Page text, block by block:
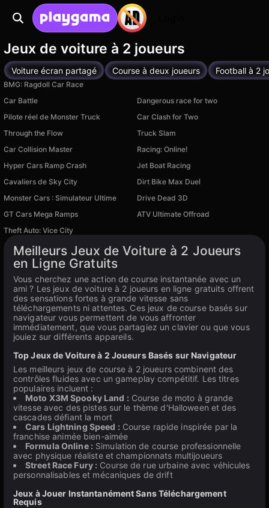
Jeux de voiture à 2 joueurs
Voiture écran partagé Course à deux joueurs Football à 2
BMG: Ragdoll Car Race
Car Battle
Dangerous race for two
Pilote réel de Monster Truck
Car Clash for Two
Through the Flow
Truck Slam
Car Collision Master
Racing: Online!
Hyper Cars Ramp Crash Jet Boat Racing
Cavaliers de Sky City Dirt Bike Max Duel
Monster Cars : Simulateur Ultime Drive Dead 3D
GT Cars Mega Ramps ATV Ultimate Offroad
Disponible sur PC
Theft Auto: Vice City
Meilleurs Jeux de Voiture à 2 Joueurs
en Ligne Gratuits
Vous cherchez une action de course instantanée avec un
ami ? Les jeux de voiture à 2 joueurs en ligne gratuits offrent
des sensations fortes à grande vitesse sans
téléchargements ni attentes. Ces jeux de course basés sur
navigateur vous permettent de vous affronter
immédiatement, que vous partagiez un clavier ou que vous
jouiez sur différents appareils.
Top Jeux de Voiture à 2 Joueurs Basés sur Navigateur
Les meilleurs jeux de course à 2 joueurs combinent des
contrôles fluides avec un gameplay compétitif. Les titres
populaires incluent :
Moto X3M Spooky Land : Course de moto à grande
vitesse avec des pistes sur le thème d'Halloween et des
cascades défiant la mort
Cars Lightning Speed : Course rapide inspirée par la
franchise animée bien-aimée
Formula Online : Simulation de course professionnelle
avec physique réaliste et championnats multijoueurs
Street Race Fury : Course de rue urbaine avec véhicules
personnalisables et mécaniques de drift
Jeux à Jouer Instantanément Sans Téléchargement
Requis